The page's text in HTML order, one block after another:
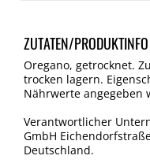
ZUTATEN/PRODUKTINFO
Oregano, getrocknet.
trocken lagern.
Nährwerte angegeben
Verantwortlicher
GmbH
Deutschland.